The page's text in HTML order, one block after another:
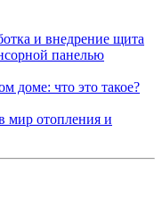
и внедрение щита
панелью
доме: что это такое?
мир отопления и